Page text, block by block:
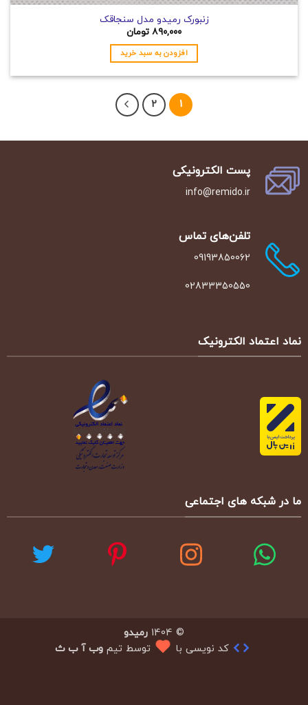
زنبورک رمیدو مدل سنجاقک
۸۹۰,۰۰۰ تومان
افزودن به سبد خرید
2
پست الکترونیکی
info@remido.ir
تلفن‌‌های تماس
09193850062
02833350550
نماد اعتماد الکترونیک
ما در شبکه های اجتماعی
© 1404
رمیدو
کد نویسی با
توسط تیم وب آ ب ث